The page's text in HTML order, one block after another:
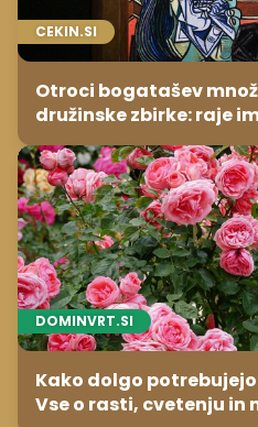
CEKIN.SI
Otroci bogatašev
družinske zbirke: raje
umetnine
DOMINVRT.SI
Kako dolgo
Vse o rasti, cvetenju in